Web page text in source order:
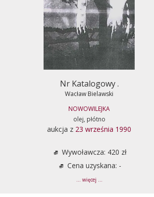
Nr Katalogowy .
Wacław Bielawski
NOWOWILEJKA
olej, płótno
aukcja z 23 września 1990
Wywoławcza: 420 zł
Cena uzyskana: -
... więcej ...